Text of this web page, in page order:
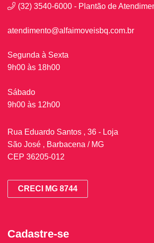
(32) 3540-6000 - Plantão de
atendimento@alfaimoveisbq.com.br
Segunda à Sexta
9h00 às 18h00
Sábado
9h00 às 12h00
Rua Eduardo Santos , 36 - Loja
São José , Barbacena / MG
CEP 36205-012
CRECI MG 8744
Cadastre-se